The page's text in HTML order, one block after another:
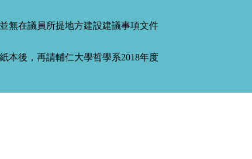
無在議員所提地方建設建議事項文件
本後，再請輔仁大學哲學系2018年度